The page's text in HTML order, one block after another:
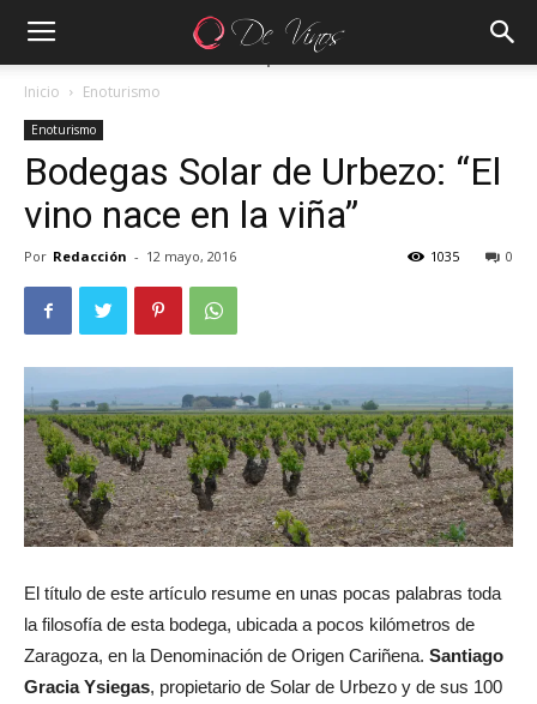
Inicio Enoturismo
Enoturismo
Bodegas Solar de Urbezo: “El
vino nace en la viña”
Por Redacción - 12 mayo, 2016 0
1035
El título de este artículo resume en unas pocas palabras toda
la filosofía de esta bodega, ubicada a pocos kilómetros de
Zaragoza, en la Denominación de Origen Cariñena. Santiago
Gracia Ysiegas, propietario de Solar de Urbezo y de sus 100